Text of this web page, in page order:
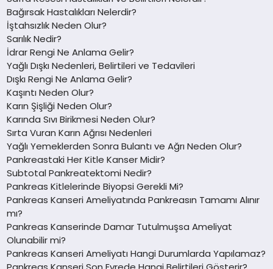
Bağırsak Hastalıkları Nelerdir?
İştahsızlık Neden Olur?
Sarılık Nedir?
İdrar Rengi Ne Anlama Gelir?
Yağlı Dışkı Nedenleri, Belirtileri ve Tedavileri
Dışkı Rengi Ne Anlama Gelir?
Kaşıntı Neden Olur?
Karın Şişliği Neden Olur?
Karında Sıvı Birikmesi Neden Olur?
Sırta Vuran Karın Ağrısı Nedenleri
Yağlı Yemeklerden Sonra Bulantı ve Ağrı Neden Olur?
Pankreastaki Her Kitle Kanser Midir?
Subtotal Pankreatektomi Nedir?
Pankreas Kitlelerinde Biyopsi Gerekli Mi?
Pankreas Kanseri Ameliyatında Pankreasın Tamamı Alınır
mı?
Pankreas Kanserinde Damar Tutulmuşsa Ameliyat
Olunabilir mi?
Pankreas Kanseri Ameliyatı Hangi Durumlarda Yapılamaz?